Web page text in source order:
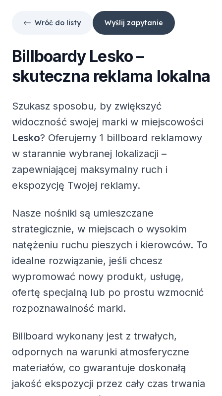
Wróć do listy Wyślij zapytanie
Billboardy Lesko–
skuteczna reklama lokalna
Szukasz sposobu, by zwiększyć
widoczność swojej marki w miejscowości
Lesko? Oferujemy 1 billboard reklamowy
w starannie wybranej lokalizacji –
zapewniającej maksymalny ruch i
ekspozycję Twojej reklamy.
Nasze nośniki są umieszczane
strategicznie, w miejscach o wysokim
natężeniu ruchu pieszych i kierowców. To
idealne rozwiązanie, jeśli chcesz
wypromować nowy produkt, usługę,
ofertę specjalną lub po prostu wzmocnić
rozpoznawalność marki.
Billboard wykonany jest z trwałych,
odpornych na warunki atmosferyczne
materiałów, co gwarantuje doskonałą
jakość ekspozycji przez cały czas trwania